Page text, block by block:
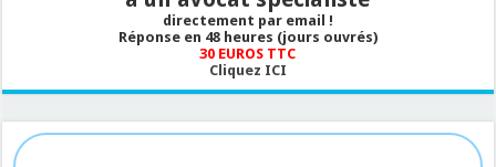
directement par email !
Réponse en 48 heures (jours ouvrés)
30 EUROS TTC
Cliquez ICI